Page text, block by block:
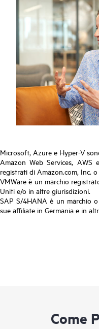
Microsoft, Azure e Hyper-V
Amazon Web Services,
registrati di Amazon.com, Inc. o
VMWare è un marchio
Uniti e/o in altre giurisdizioni.
SAP S/4HANA è un marchio
sue affiliate in Germania e in
Come